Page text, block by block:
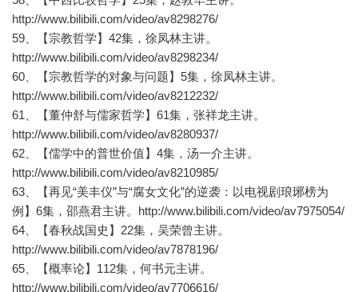
http://www.bilibili.com/video/av8298276/
59、【宗教哲学】42集，徐凤林主讲。
http://www.bilibili.com/video/av8298234/
60、【宗教哲学的对象与问题】5集，徐凤林主讲。
http://www.bilibili.com/video/av8212232/
61、【董仲舒与儒家哲学】61集，张祥龙主讲。
http://www.bilibili.com/video/av8280937/
62、【儒学中的普世价值】4集，汤一介主讲。
http://www.bilibili.com/video/av8210985/
63、【再见“美丰仪”与“腐女文化”的逆袭：以电视剧琅琊榜为
例】6集，邵燕君主讲。http://www.bilibili.com/video/av7975054/
64、【春秋战国史】22集，吴荣曾主讲。
http://www.bilibili.com/video/av7878196/
65、【概率论】112集，何书元主讲。
http://www.bilibili.com/video/av7706616/